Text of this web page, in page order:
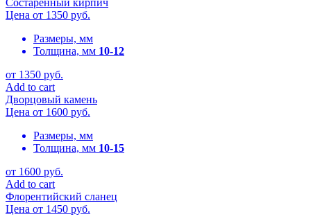
Цена от 1350 руб.
Размеры, мм
Толщина, мм 10-12
от 1350 руб.
Add to cart
Дворцовый камень
Цена от 1600 руб.
Размеры, мм
Толщина, мм 10-15
от 1600 руб.
Add to cart
Флорентийский сланец
Цена от 1450 руб.